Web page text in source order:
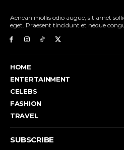
Aenean mollis odio augue, sit amet
eget. Praesent tincidunt et neque
HOME
ENTERTAINMENT
CELEBS
FASHION
TRAVEL
SUBSCRIBE